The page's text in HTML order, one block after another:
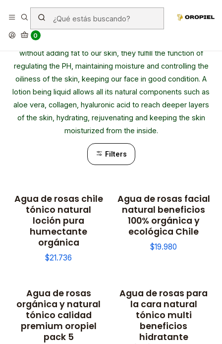
0
Lotions
Beauty lotions or tonics allow us to hydrate the skin
without adding fat to our skin, they fulfill the function of
regulating the PH, maintaining moisture and controlling the
oiliness of the skin, keeping our face in good condition. A
lotion being liquid allows all its natural components such as
aloe vera, collagen, hyaluronic acid to reach deeper layers
of the skin, hydrating, rejuvenating and keeping the skin
moisturized from the inside.
Filters
Agua de rosas chile
tónico natural
loción pura
humectante
orgánica
$21.736
Agua de rosas facial
natural beneficios
100% orgánica y
ecológica Chile
$19.980
Agua de rosas
orgánica y natural
tónico calidad
premium oropiel
pack 5
Agua de rosas para
la cara natural
tónico multi
beneficios
hidratante